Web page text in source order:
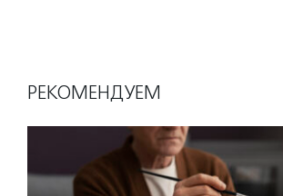
РЕКОМЕНДУЕМ